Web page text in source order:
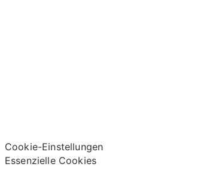
Cookie-Einstellungen
Essenzielle Cookies